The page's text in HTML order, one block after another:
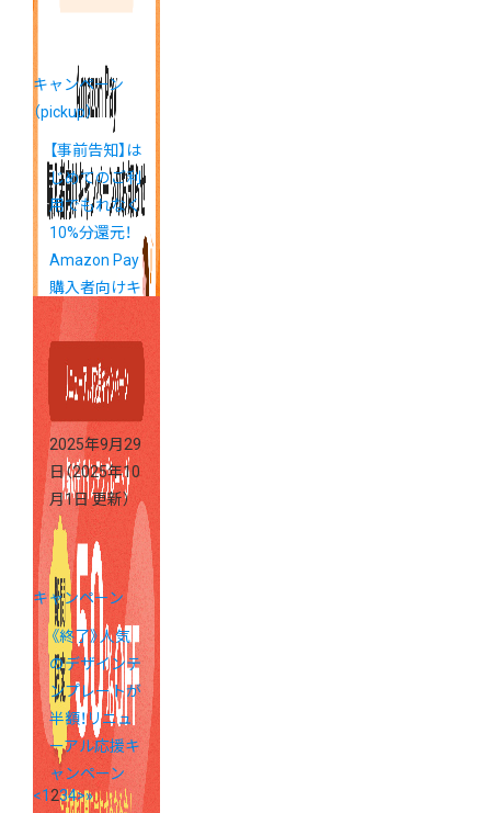
キャンペーン
（pickup）
【事前告知】は
じめてのご利
用でもれなく
10%分還元！
Amazon Pay
購入者向けキ
ャンペーン
2025年9月29
日（2025年10
月1日 更新）
キャンペーン
《終了》人気
のデザインテ
ンプレートが
半額！リニュ
ーアル応援キ
ャンペーン
<1234>»